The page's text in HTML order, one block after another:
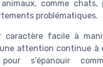
comme chats,
problématiques.
caractère facile à
attention continue à
s’épanouir